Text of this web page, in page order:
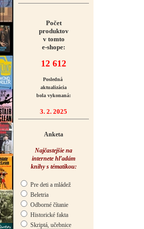
Počet
produktov
v tomto
e-shope:
12 612
Posledná
aktualizácia
bola vykonaná:
3. 2. 2025
Anketa
Najčastejšie na
internete hľadám
knihy s tématikou:
Pre deti a mládež
Beletria
Odborné čítanie
Historické fakta
Skriptá, učebnice